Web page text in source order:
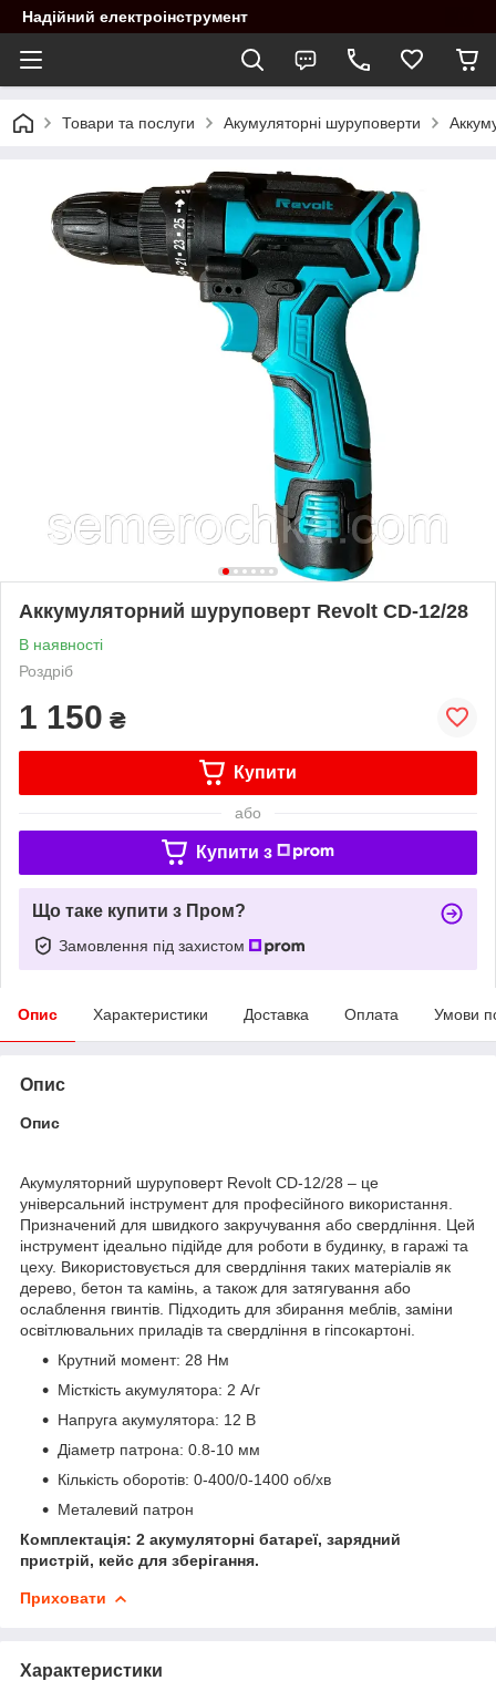
Надійний електроінструмент
Товари та послуги Акумуляторні шуруповерти
Аккумуляторний шуруповерт Revolt СD-12/28
В наявності
Роздріб
1 150 ₴
Купити
або
Купити з
Що таке купити з Пром?
Замовлення під захистом
Опис Характеристики Доставка Оплата Умови
Опис
Опис
Акумуляторний шуруповерт Revolt CD-12/28 – це
універсальний інструмент для професійного використання.
Призначений для швидкого закручування або свердління. Цей
інструмент ідеально підійде для роботи в будинку, в гаражі та
цеху. Використовується для свердління таких матеріалів як
дерево, бетон та камінь, а також для затягування або
ослаблення гвинтів. Підходить для збирання меблів, заміни
освітлювальних приладів та свердління в гіпсокартоні.
Крутний момент: 28 Нм
Місткість акумулятора: 2 А/г
Напруга акумулятора: 12 В
Діаметр патрона: 0.8-10 мм
Кількість оборотів: 0-400/0-1400 об/хв
Металевий патрон
Комплектація: 2 акумуляторні батареї, зарядний
пристрій, кейс для зберігання.
Приховати
Характеристики